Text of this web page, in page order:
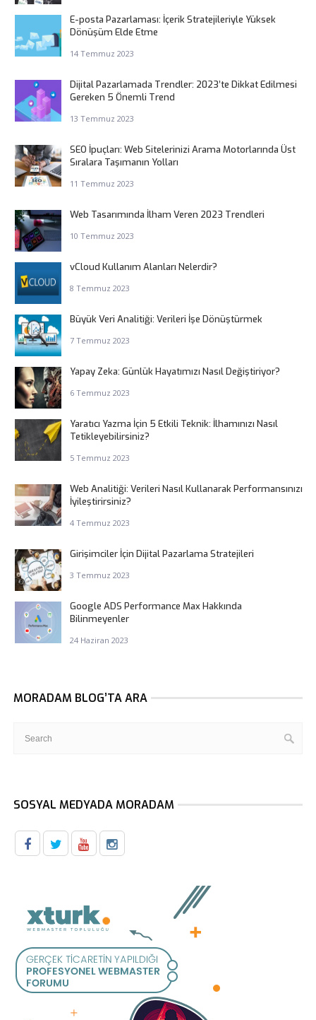
E-posta Pazarlaması: İçerik Stratejileriyle Yüksek
Dönüşüm Elde Etme
14 Temmuz 2023
Dijital Pazarlamada Trendler: 2023’te Dikkat Edilmesi
Gereken 5 Önemli Trend
13 Temmuz 2023
SEO İpuçları: Web Sitelerinizi Arama Motorlarında Üst
Sıralara Taşımanın Yolları
11 Temmuz 2023
Web Tasarımında İlham Veren 2023 Trendleri
10 Temmuz 2023
vCloud Kullanım Alanları Nelerdir?
8 Temmuz 2023
Büyük Veri Analitiği: Verileri İşe Dönüştürmek
7 Temmuz 2023
Yapay Zeka: Günlük Hayatımızı Nasıl Değiştiriyor?
6 Temmuz 2023
Yaratıcı Yazma İçin 5 Etkili Teknik: İlhamınızı Nasıl
Tetikleyebilirsiniz?
5 Temmuz 2023
Web Analitiği: Verileri Nasıl Kullanarak Performansınızı
İyileştirirsiniz?
4 Temmuz 2023
Girişimciler İçin Dijital Pazarlama Stratejileri
3 Temmuz 2023
Google ADS Performance Max Hakkında
Bilinmeyenler
24 Haziran 2023
MORADAM BLOG’TA ARA
SOSYAL MEDYADA MORADAM